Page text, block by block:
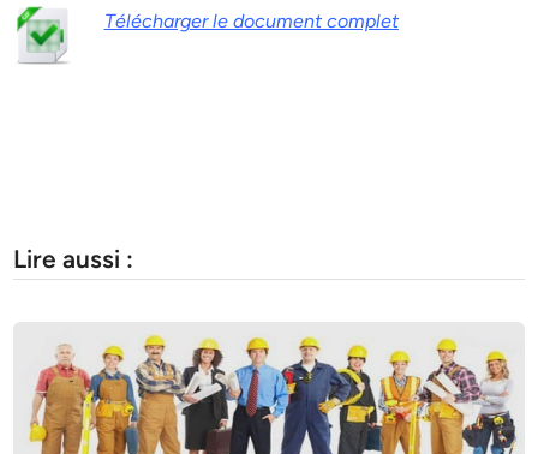
Télécharger le document complet
Lire aussi :